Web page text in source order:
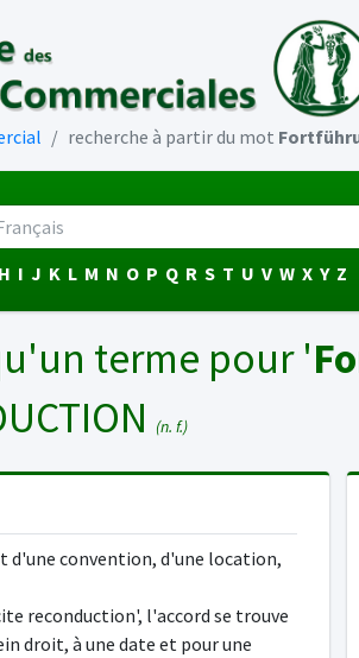
recherche à partir du mot
H I J K L M N O P Q R S T U V W X Y Z
terme pour '
(n. f.)
d'une convention, d'une location,
reconduction', l'accord se trouve
droit, à une date et pour une